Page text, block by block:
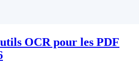
OCR pour les PDF